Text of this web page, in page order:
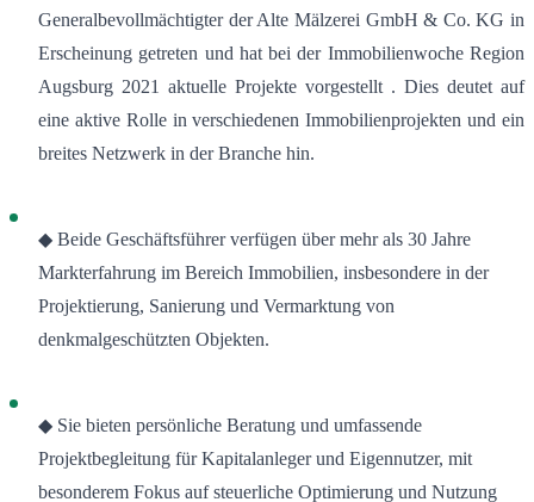
Generalbevollmächtigter der Alte Mälzerei GmbH & Co. KG in
Erscheinung getreten und hat bei der Immobilienwoche Region
Augsburg 2021 aktuelle Projekte vorgestellt . Dies deutet auf
eine aktive Rolle in verschiedenen Immobilienprojekten und ein
breites Netzwerk in der Branche hin.
◆ Beide Geschäftsführer verfügen über mehr als 30 Jahre
Markterfahrung im Bereich Immobilien, insbesondere in der
Projektierung, Sanierung und Vermarktung von
denkmalgeschützten Objekten.
◆ Sie bieten persönliche Beratung und umfassende
Projektbegleitung für Kapitalanleger und Eigennutzer, mit
besonderem Fokus auf steuerliche Optimierung und Nutzung